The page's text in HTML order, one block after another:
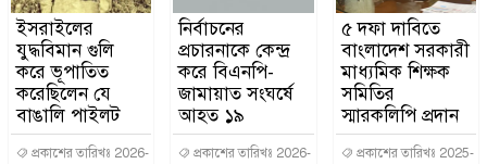
ইসরাইলের
যুদ্ধবিমান গুলি
করে ভূপাতিত
করেছিলেন যে
বাঙালি পাইলট
প্রকাশের তারিখঃ 2026-
নির্বাচনের
প্রচারনাকে কেন্দ্র
করে বিএনপি-
জামায়াত সংঘর্ষে
আহত ১৯
প্রকাশের তারিখঃ 2026-
৫ দফা দাবিতে
বাংলাদেশ সরকারী
মাধ্যমিক শিক্ষক
সমিতির
স্মারকলিপি প্রদান
প্রকাশের তারিখঃ 2025-